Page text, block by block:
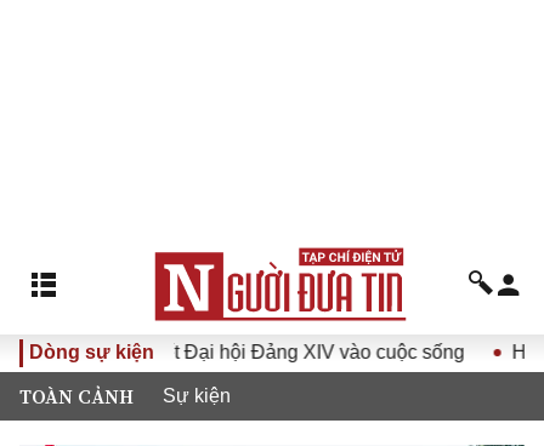
Dòng sự kiện
quyết Đại hội Đảng XIV vào cuộc sống Hướng tới Đại
TOÀN CẢNH Sự kiện